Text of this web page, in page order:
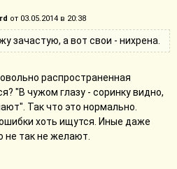
от 03.05.2014 в 20:38
зачастую, а вот свои - нихрена.
распространенная
"В чужом глазу - соринку видно,
Так что это нормально.
хоть ищутся. Иные даже
не так не желают.